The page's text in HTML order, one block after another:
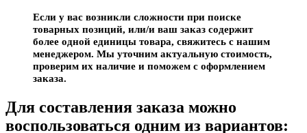
Если у вас возникли сложности при поиске
товарных позиций, или/и ваш заказ содержит
более одной единицы товара, свяжитесь с нашим
менеджером. Мы уточним актуальную стоимость,
проверим их наличие и поможем с оформлением
заказа.
Для составления заказа можно
воспользоваться одним из вариантов: